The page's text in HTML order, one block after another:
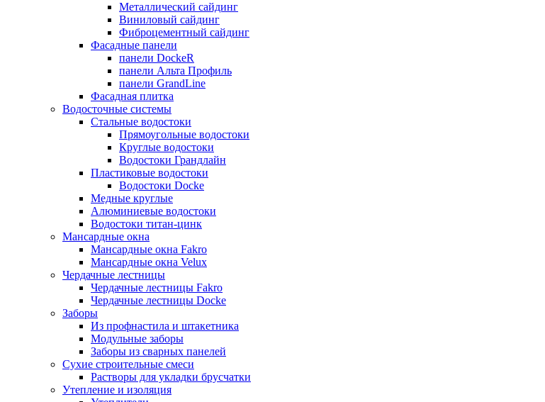
Металлический сайдинг
Виниловый сайдинг
Фиброцементный сайдинг
Фасадные панели
панели DockeR
панели Альта Профиль
панели GrandLine
Фасадная плитка
Водосточные системы
Стальные водостоки
Прямоугольные водостоки
Круглые водостоки
Водостоки Грандлайн
Пластиковые водостоки
Водостоки Docke
Медные круглые
Алюминиевые водостоки
Водостоки титан-цинк
Мансардные окна
Мансардные окна Fakro
Мансардные окна Velux
Чердачные лестницы
Чердачные лестницы Fakro
Чердачные лестницы Docke
Заборы
Из профнастила и штакетника
Модульные заборы
Заборы из сварных панелей
Сухие строительные смеси
Растворы для укладки брусчатки
Утепление и изоляция